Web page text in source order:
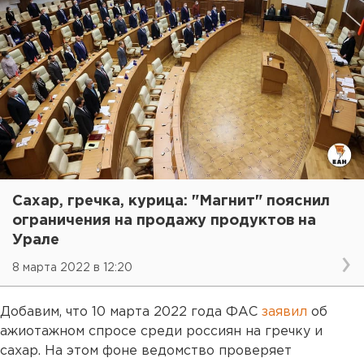
Сахар, гречка, курица: "Магнит" пояснил
ограничения на продажу продуктов на
Урале
8 марта 2022 в 12:20
Добавим, что 10 марта 2022 года ФАС заявил об
ажиотажном спросе среди россиян на гречку и
сахар. На этом фоне ведомство проверяет